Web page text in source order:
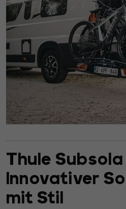
Thule Subsola
Innovativer
mit Stil